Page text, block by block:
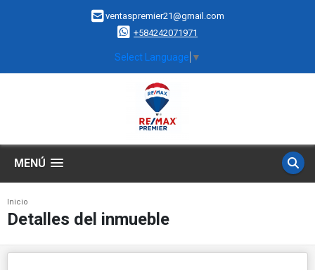
ventaspremier21@gmail.com
+584242071971
Select Language ▼
MENÚ
Inicio
Detalles del inmueble